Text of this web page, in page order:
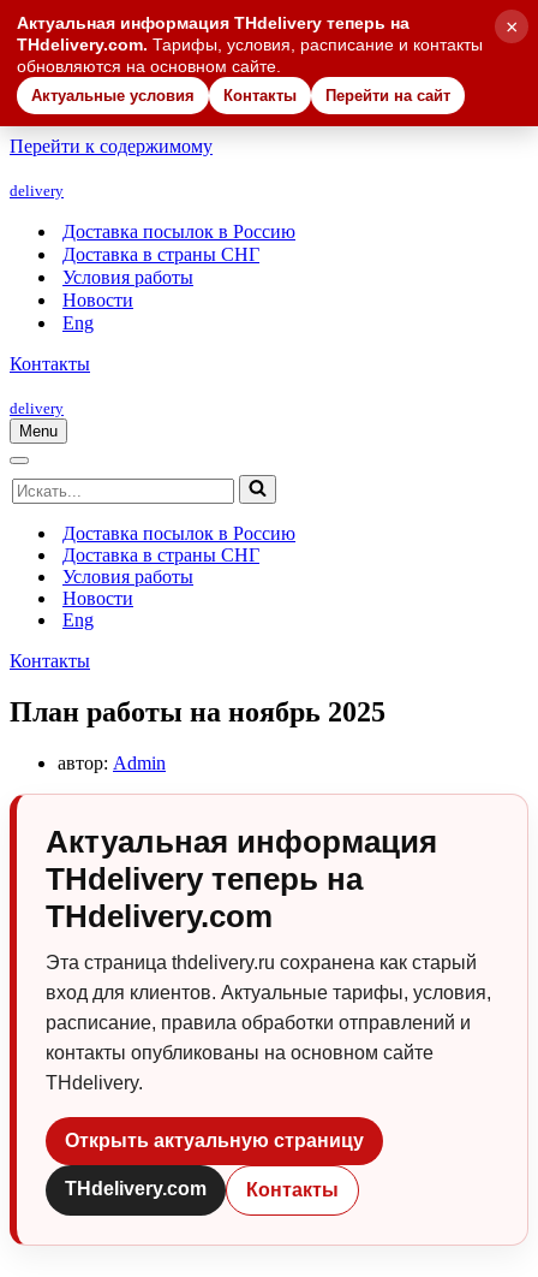
Перейти к содержимому
delivery
Доставка посылок в Россию
Доставка в страны СНГ
Условия работы
Новости
Eng
Контакты
delivery
Menu
Меню
Меню
навигации
Искать...
Доставка посылок в Россию
Доставка в страны СНГ
Условия работы
Новости
Eng
Контакты
План работы на ноябрь 2025
автор: Admin
Актуальная информация
THdelivery теперь на
THdelivery.com
Эта страница thdelivery.ru сохранена как старый
вход для клиентов. Актуальные тарифы, условия,
расписание, правила обработки отправлений и
контакты опубликованы на основном сайте
THdelivery.
Открыть актуальную страницу
THdelivery.com Контакты
Актуальная информация THdelivery теперь на
THdelivery.com. Тарифы, условия, расписание и контакты
обновляются на основном сайте.
Актуальные условия Контакты Перейти на сайт
×